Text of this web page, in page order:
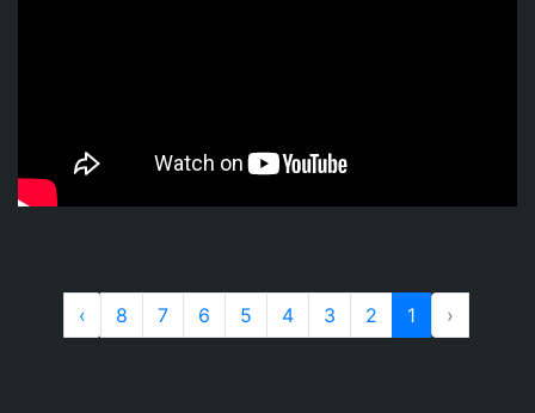
‹
1
2
3
4
5
6
7
8
›